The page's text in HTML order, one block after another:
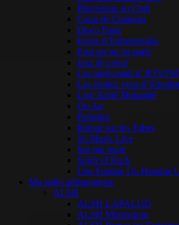
Bienvenue au Club
Coup de Chapeau
Disco Funk
Envie d’Entreprendre
Faut qu’on en parle
Jazz de coeur
Les après-midi d’ RTVFM
Les rendez vous
Live Santé Mutualité
On Air
Parasites
Retour sur les Tubes
So Music Live
Sur ma route
Spirit of Rock
Une Femme Un Homme
Ma radio pédagogique
ALSH
ALSH LAPALUD
ALSH Mormoiron